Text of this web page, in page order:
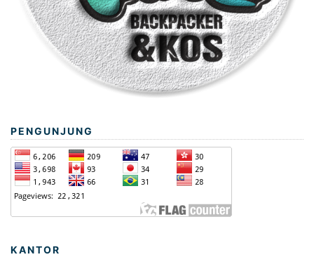
PENGUNJUNG
KANTOR